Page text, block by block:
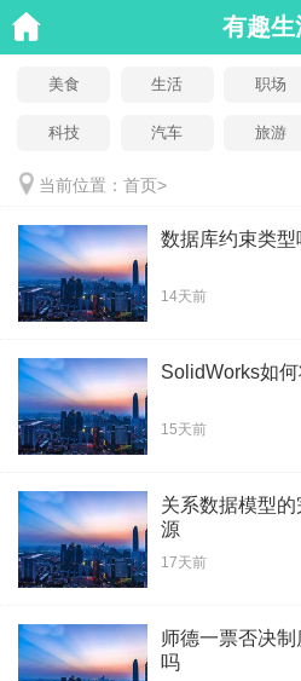
有趣生
美食 生活 职场
科技 汽车 旅游
当前位置： 首页>
数据库约束类
14天前
SolidWorks如
15天前
关系数据模型
源
17天前
师德一票否决
吗